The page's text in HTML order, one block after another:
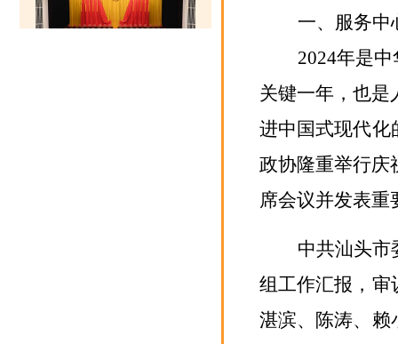
一、 服务中
2024年是中
关键一年，也是
进中国式现代化
政协隆重举行庆
席会议并发表重
中共汕头市
组工作汇报，审
湛滨、陈涛、赖